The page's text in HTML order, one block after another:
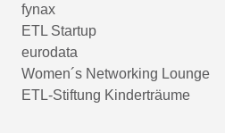
fynax
ETL Startup
eurodata
Women´s Networking Lounge
ETL-Stiftung Kinderträume